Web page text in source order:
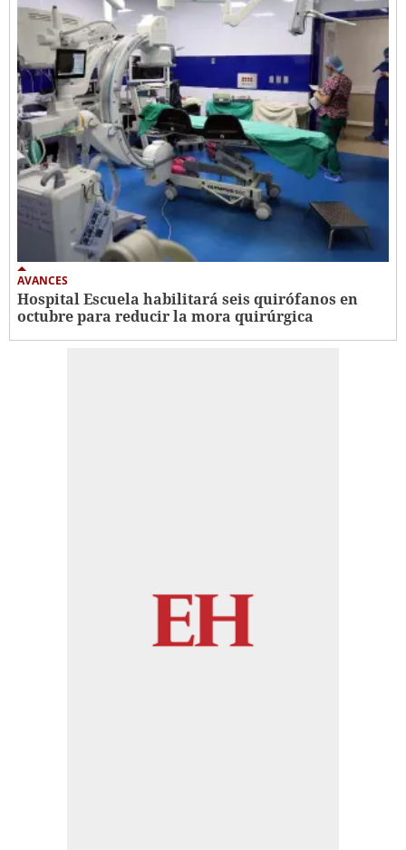
AVANCES
Hospital Escuela habilitará seis quirófanos en
octubre para reducir la mora quirúrgica